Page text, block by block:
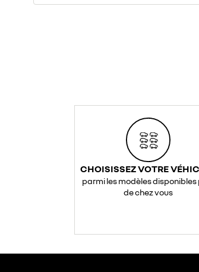
CHOISISSEZ VOTRE
parmi les modèles disponibles
de chez vous